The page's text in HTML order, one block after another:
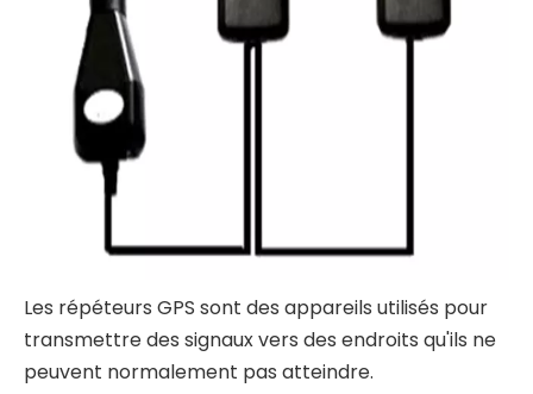
Les répéteurs GPS sont des appareils utilisés pour
transmettre des signaux vers des endroits qu'ils ne
peuvent normalement pas atteindre.